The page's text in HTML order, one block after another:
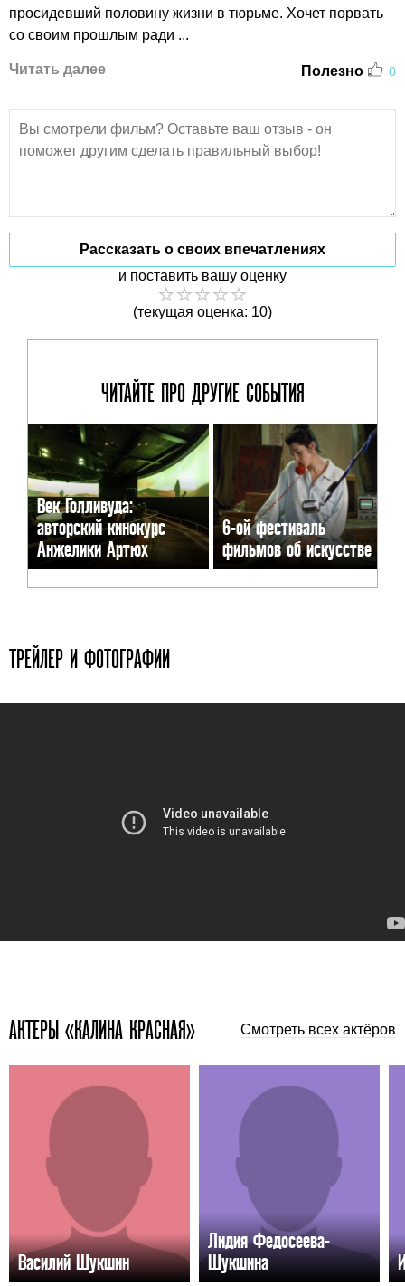
просидевший половину жизни в тюрьме. Хочет порвать
со своим прошлым ради ...
Читать далее Полезно 0
Рассказать о своих впечатлениях
и поставить вашу оценку
(текущая оценка: 10)
ЧИТАЙТЕ ПРО ДРУГИЕ СОБЫТИЯ
Век Голливуда:
авторский кинокурс
Анжелики Артюх
6-ой фестиваль
фильмов об искусстве
ТРЕЙЛЕР И ФОТОГРАФИИ
АКТЕРЫ «КАЛИНА КРАСНАЯ» Смотреть всех актёров
Василий Шукшин
Лидия Федосеева-
Шукшина